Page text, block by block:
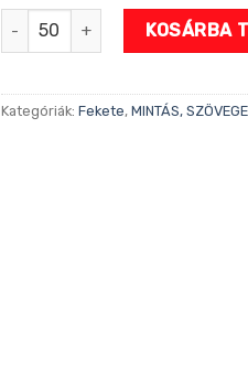
18 ÉV ALATTI - KÉK 3/4"-s
KOSÁRBA
Kategóriák: Fekete, MINTÁS,